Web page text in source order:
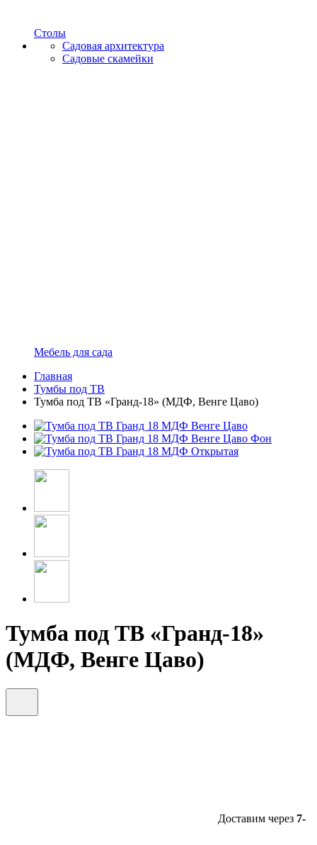
Столы
Садовая архитектура
Садовые скамейки
Мебель для сада
Главная
Тумбы под ТВ
Тумба под ТВ «Гранд-18» (МДФ, Венге Цаво)
Тумба под ТВ «Гранд-18»
(МДФ, Венге Цаво)
Доставим через 7-